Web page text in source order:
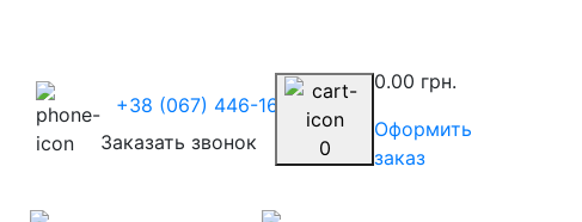
+38 (067) 446-1675
Заказать звонок
0
0.00 грн.
Оформить
заказ